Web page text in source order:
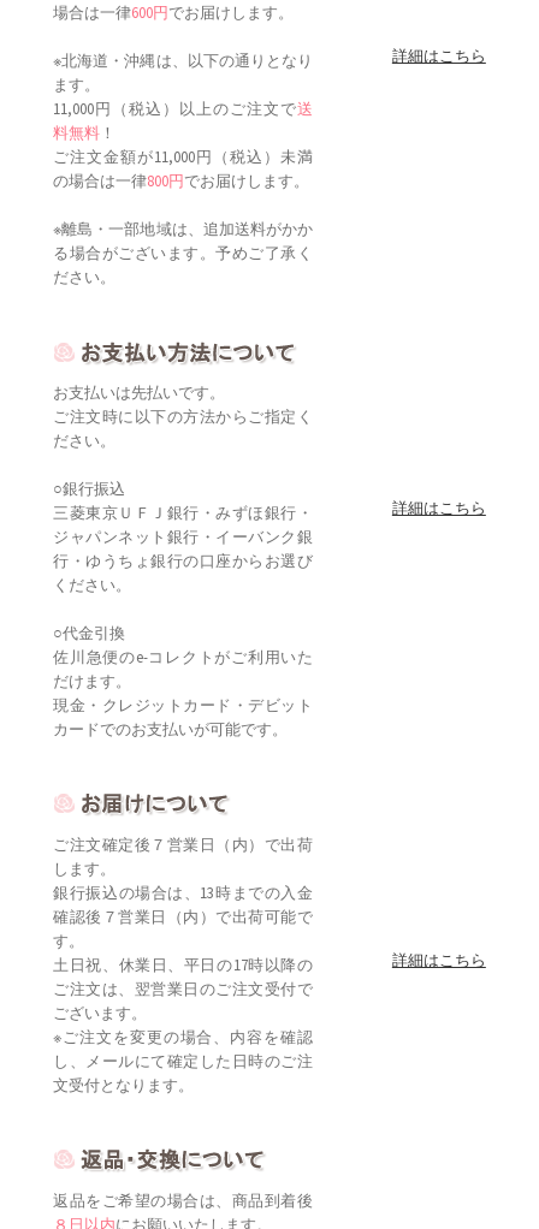
場合は一律600円でお届けします。
※北海道・沖縄は、以下の通りとなり
ます。
11,000円（税込）以上のご注文で送
料無料 ！
ご注文金額が11,000円（税込）未満
の場合は一律800円でお届けします。
※離島・一部地域は、追加送料がかか
る場合がございます。予めご了承く
ださい。
詳細はこちら
お支払いは先払いです。
ご注文時に以下の方法からご指定く
ださい。
○銀行振込
三菱東京ＵＦＪ銀行・みずほ銀行・
ジャパンネット銀行・イーバンク銀
行・ゆうちょ銀行の口座からお選び
ください。
○代金引換
佐川急便のe-コレクトがご利用いた
だけます。
現金・クレジットカード・デビット
カードでのお支払いが可能です。
詳細はこちら
ご注文確定後７営業日（内）で出荷
します。
銀行振込の場合は、13時までの入金
確認後７営業日（内）で出荷可能で
す。
土日祝、休業日、平日の17時以降の
ご注文は、翌営業日のご注文受付で
ございます。
※ご注文を変更の場合、内容を確認
し、メールにて確定した日時のご注
文受付となります。
詳細はこちら
返品をご希望の場合は、商品到着後
８日以内にお願いいたします。